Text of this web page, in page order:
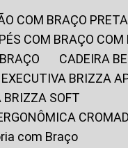
COM BRAÇO PRETA
COM BRAÇO COM
CADEIRA
EXECUTIVA BRIZZA
BRIZZA SOFT
com Braço